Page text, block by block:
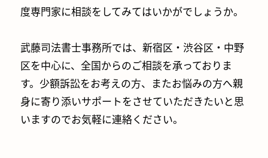
度専門家に相談をしてみてはいかがでしょうか。
武藤司法書士事務所では、新宿区・渋谷区・中野
区を中心に、全国からのご相談を承っておりま
す。少額訴訟をお考えの方、またお悩みの方へ親
身に寄り添いサポートをさせていただきたいと思
いますのでお気軽に連絡ください。